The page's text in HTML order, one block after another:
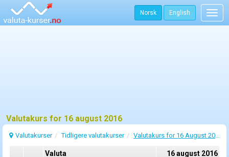
Norsk English
Valutakurs for 16 august 2016
Valutakurser Tidligere valutakurser Valutakurs for 16 August 2016
Valuta
16 august 2016